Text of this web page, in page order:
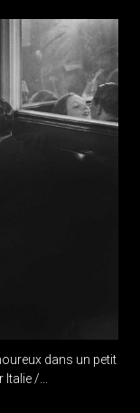
dans un petit
Italie /...